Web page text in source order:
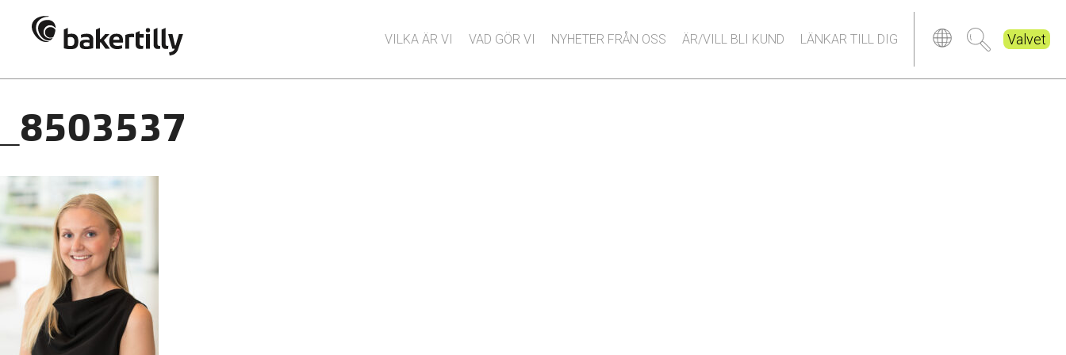
VILKA ÄR VI VAD GÖR VI NYHETER FRÅN OSS ÄR/VILL BLI KUND LÄNKAR TILL DIG Valvet
_8503537